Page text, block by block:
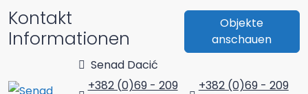
Kontakt
Informationen
Objekte
anschauen
Senad Dacić
+382 (0)69 - 209
+382 (0)69 - 209